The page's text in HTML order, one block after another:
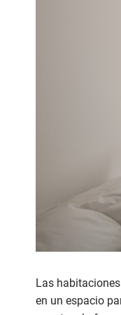
Las
en un espacio